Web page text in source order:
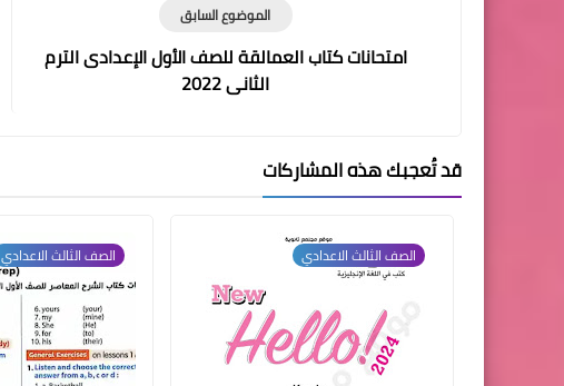
الموضوع السابق
امتحانات كتاب العمالقة للصف الأول الإعدادى الترم
الثانى 2022
قد تُعجبك هذه المشاركات
الصف الثالث الاعدادي الصف الثالث الاعدادي